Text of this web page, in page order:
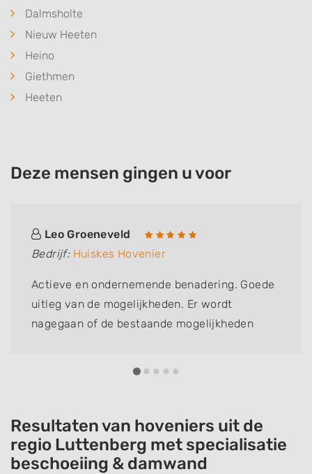
Dalmsholte
Nieuw Heeten
Heino
Giethmen
Heeten
Deze mensen gingen u voor
Leo Groeneveld
Bedrijf: Huiskes Hovenier
Actieve en ondernemende benadering. Goede
uitleg van de mogelijkheden. Er wordt
nagegaan of de bestaande mogelijkheden
Resultaten van hoveniers uit de
regio Luttenberg met specialisatie
beschoeiing & damwand